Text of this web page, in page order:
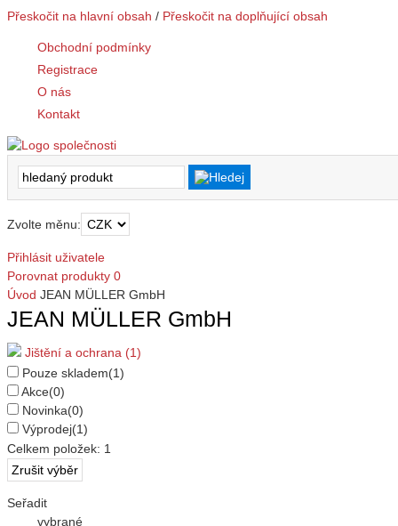
Přeskočit na hlavní obsah / Přeskočit na doplňující obsah
Obchodní podmínky
Registrace
O nás
Kontakt
Zvolte měnu:
Přihlásit uživatele
Porovnat produkty 0
Úvod JEAN MÜLLER GmbH
JEAN MÜLLER GmbH
Jištění a ochrana (1)
Pouze skladem(1)
Akce(0)
Novinka(0)
Výprodej(1)
Celkem položek: 1
Seřadit
vybrané